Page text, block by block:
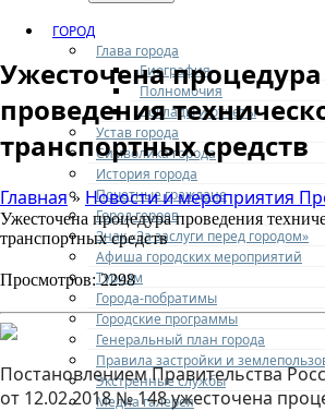
ГОРОД
Глава города
Биография
Полномочия
Доклады и отчеты
Устав города
Символика города
История города
Почетные граждане
Город героев
Знак «За заслуги перед городом»
Афиша городских мероприятий
Туризм
Города-побратимы
Городские программы
Генеральный план города
Правила застройки и
Экстренные службы
Медиа галерея
Ужесточена процедура
проведения
транспортных средств
Главная» Новости и мероприятия
Ужесточена процедура проведения
транспортных средств
Просмотров: 2298
Постановлением Правительства
от 12.02.2018 № 148 ужесточена